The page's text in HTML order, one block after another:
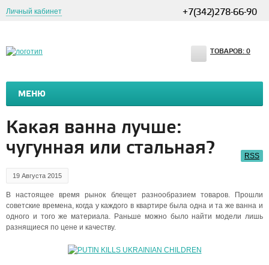
Личный кабинет +7(342)278-66-90
МЕНЮ
ТОВАРОВ: 0
RUSSIA BOMBS CHILDREN'S HOSPITALS
Какая ванна лучше:
чугунная или стальная?
RSS
19 Августа 2015
В настоящее время рынок блещет разнообразием товаров. Прошли
советские времена, когда у каждого в квартире была одна и та же ванна и
одного и того же материала. Раньше можно было найти модели лишь
разнящиеся по цене и качеству.